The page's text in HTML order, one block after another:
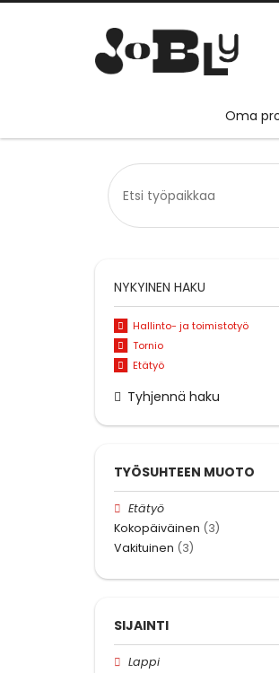
Oma
NYKYINEN HAKU
Hallinto- ja toimistotyö
Tornio
Etätyö
Tyhjennä haku
TYÖSUHTEEN MUOTO
Etätyö
Kokopäiväinen (3)
Vakituinen (3)
SIJAINTI
Lappi